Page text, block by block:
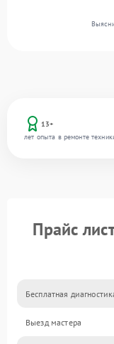
13+
лет опыта в ремонте
Прайс
Бесплатная
Выезд мастера